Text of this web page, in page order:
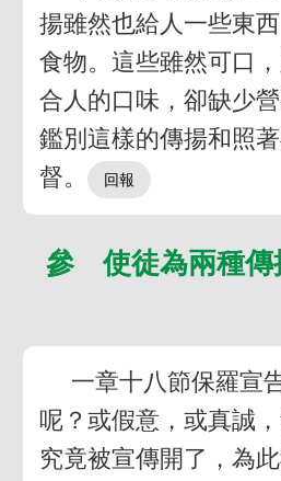
揚雖然也給人一些東
食物。這些雖然可口
合人的口味，卻缺少
鑑別這樣的傳揚和照
督。
參 使徒為兩種傳
一章十八節保羅宣
呢？或假意，或真誠
究竟被宣傳開了，為